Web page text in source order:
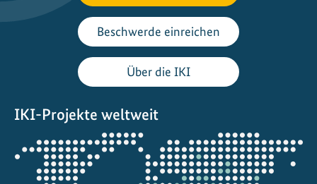
Beschwerde einreichen
Über die IKI
IKI-Projekte weltweit
Öffnet
die
Projektkarte